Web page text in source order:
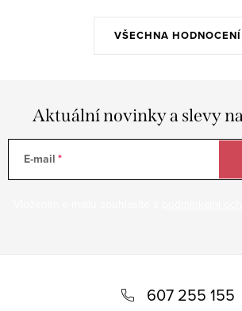
VŠECHNA HODNOCENÍ
Aktuální novinky a slevy
E-mail
607 255 155